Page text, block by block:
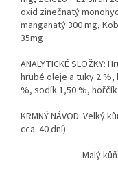
oxid zinečnatý
manganatý 300 mg,
35mg
ANALYTICKÉ SLOŽKY:
hrubé oleje a tuky 2
%, sodík 1,50 %,
KRMNÝ NÁVOD: Velký
cca. 40 dní)
Malý kůň: 12